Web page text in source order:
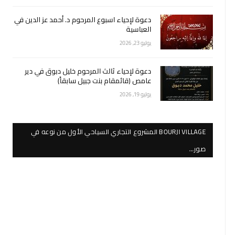
دعوة لإحياء اسبوع المرحوم د. أحمد عز الدين في
العباسية
يوليو 23, 2026
دعوة لإحياء ثالث المرحوم خليل دبوق في دير
عامص (قائمقام بنت جبيل سابقاً)
يوليو 19, 2026
BOURJI VILLAGE المشروع التجاري السياحي الأول من نوعه في
صور…